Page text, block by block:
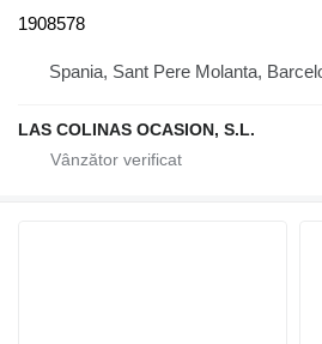
1908578
Spania, Sant Pere Molanta,
LAS COLINAS OCASION, S.L.